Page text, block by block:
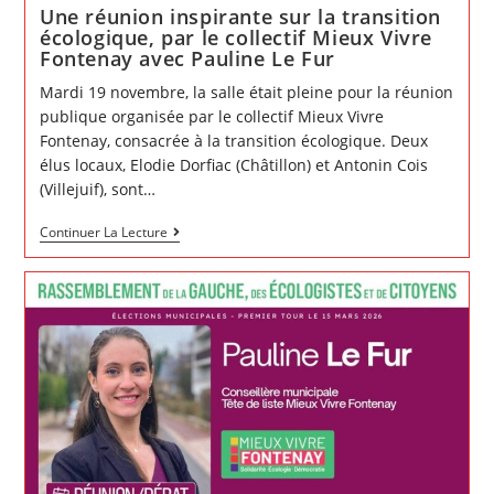
Une réunion inspirante sur la transition
écologique, par le collectif Mieux Vivre
Fontenay avec Pauline Le Fur
Mardi 19 novembre, la salle était pleine pour la réunion
publique organisée par le collectif Mieux Vivre
Fontenay, consacrée à la transition écologique. Deux
élus locaux, Elodie Dorfiac (Châtillon) et Antonin Cois
(Villejuif), sont…
Continuer La Lecture Une
réunion
inspirante
sur
la
transition
écologique,
par
le
collectif
Mieux
Vivre
Fontenay
avec
Pauline
Le
Fur